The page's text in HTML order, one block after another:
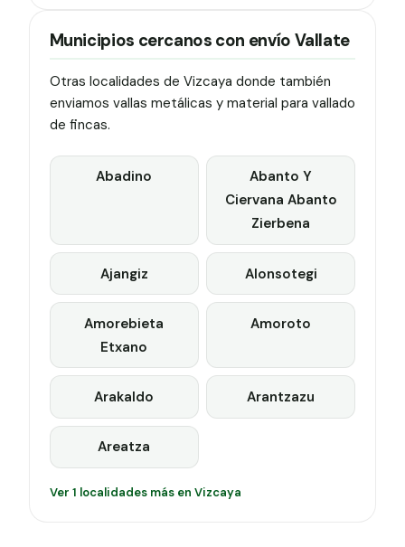
Municipios cercanos con envío Vallate
Otras localidades de Vizcaya donde también
enviamos vallas metálicas y material para vallado
de fincas.
Abadino
Abanto Y
Ciervana Abanto
Zierbena
Ajangiz Alonsotegi
Amorebieta
Etxano
Amoroto
Arakaldo Arantzazu
Areatza
Ver 1 localidades más en Vizcaya